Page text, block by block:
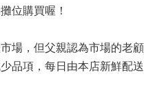
位購買喔！
場，但父親認為市場的老
品項，每日由本店新鮮配